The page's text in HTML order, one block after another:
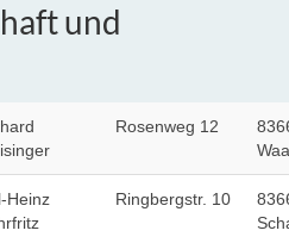
Allgemeines
und
Rosenweg 12
Heinz
Ringbergstr. 10